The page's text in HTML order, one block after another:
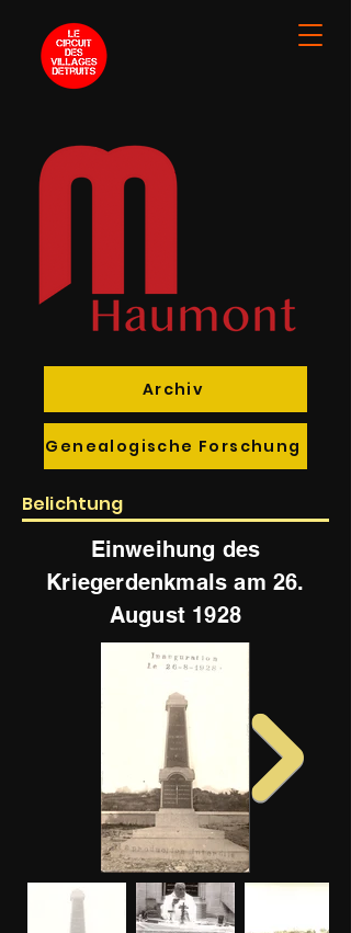
Archiv
Genealogische Forschung
Belichtung
Einweihung des
Kriegerdenkmals am 26.
August 1928